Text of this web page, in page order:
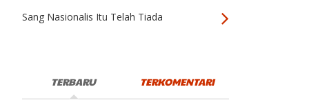
Sang Nasionalis Itu Telah Tiada
TERBARU TERKOMENTARI